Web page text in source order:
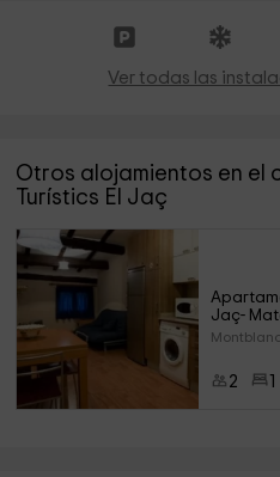
Ver todas las
Otros alojamientos en el
Turístics El Jaç
Jaç-
2